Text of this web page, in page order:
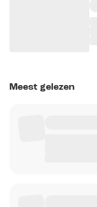
Meest gelezen